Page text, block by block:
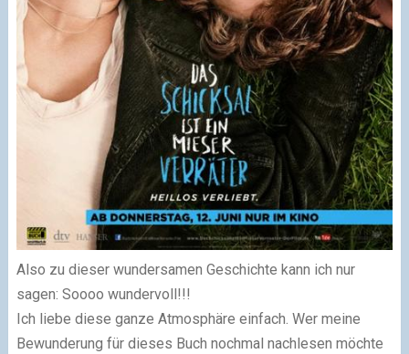
Also zu dieser wundersamen Geschichte kann ich nur
sagen: Soooo wundervoll!!!
Ich liebe diese ganze Atmosphäre einfach. Wer meine
Bewunderung für dieses Buch nochmal nachlesen möchte